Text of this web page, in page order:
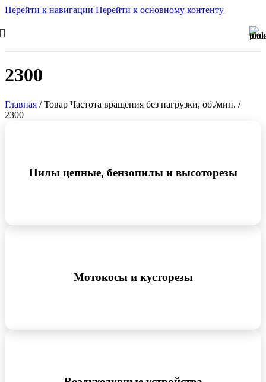
Перейти к навигации Перейти к основному контенту
2300
Главная / Товар Частота вращения без нагрузки, об./мин. /
2300
Пилы цепные, бензопилы и высоторезы
Мотокосы и кусторезы